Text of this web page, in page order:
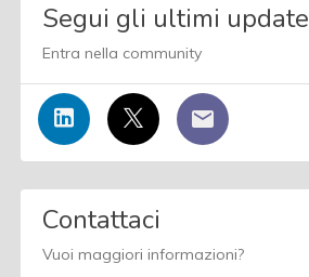
Segui gli ultimi update
Entra nella community
Contattaci
Vuoi maggiori informazioni?